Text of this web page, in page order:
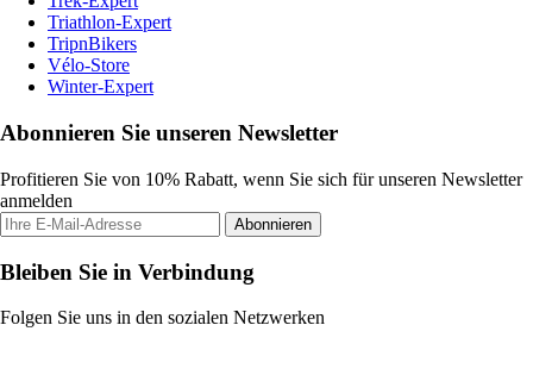
Triathlon-Expert
TripnBikers
Vélo-Store
Winter-Expert
Abonnieren Sie unseren Newsletter
Profitieren Sie von 10% Rabatt, wenn Sie sich für unseren Newsletter
anmelden
Abonnieren
Bleiben Sie in Verbindung
Folgen Sie uns in den sozialen Netzwerken